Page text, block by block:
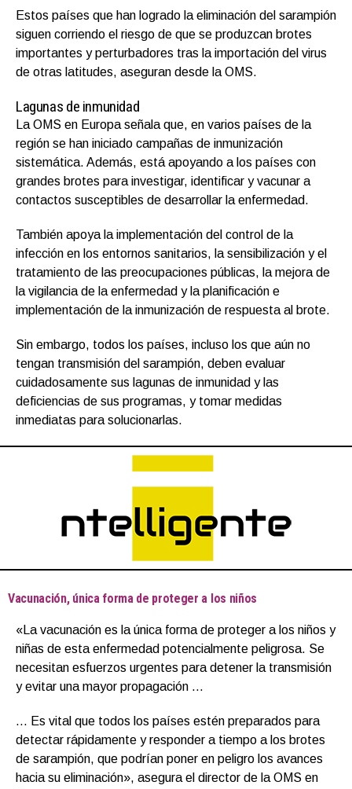
Estos países que han logrado la eliminación del sarampión
siguen corriendo el riesgo de que se produzcan brotes
importantes y perturbadores tras la importación del virus
de otras latitudes, aseguran desde la OMS.
Lagunas de inmunidad
La OMS en Europa señala que, en varios países de la
región se han iniciado campañas de inmunización
sistemática. Además, está apoyando a los países con
grandes brotes para investigar, identificar y vacunar a
contactos susceptibles de desarrollar la enfermedad.
También apoya la implementación del control de la
infección en los entornos sanitarios, la sensibilización y el
tratamiento de las preocupaciones públicas, la mejora de
la vigilancia de la enfermedad y la planificación e
implementación de la inmunización de respuesta al brote.
Sin embargo, todos los países, incluso los que aún no
tengan transmisión del sarampión, deben evaluar
cuidadosamente sus lagunas de inmunidad y las
deficiencias de sus programas, y tomar medidas
inmediatas para solucionarlas.
Vacunación, única forma de proteger a los niños
«La vacunación es la única forma de proteger a los niños y
niñas de esta enfermedad potencialmente peligrosa. Se
necesitan esfuerzos urgentes para detener la transmisión
y evitar una mayor propagación …
… Es vital que todos los países estén preparados para
detectar rápidamente y responder a tiempo a los brotes
de sarampión, que podrían poner en peligro los avances
hacia su eliminación», asegura el director de la OMS en